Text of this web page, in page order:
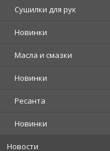
Сушилки для рук
Новинки
Масла и смазки
Новинки
Ресанта
Новинки
Новости